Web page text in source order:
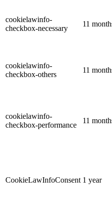
cookielawinfo-
checkbox-necessary
11
cookielawinfo-
checkbox-others
11
cookielawinfo-
checkbox-performance
11
CookieLawInfoConsent 1 year